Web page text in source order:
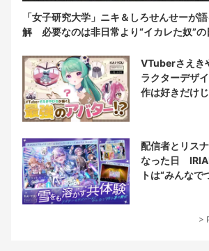
「女子研究大学」ニキ＆しろせんせーが
解 必要なのは非日常より“イカレた奴”の
VTuberさえき
ラクターデザ
作は好きだけ
配信者とリス
なった日
トは“みんなで
>